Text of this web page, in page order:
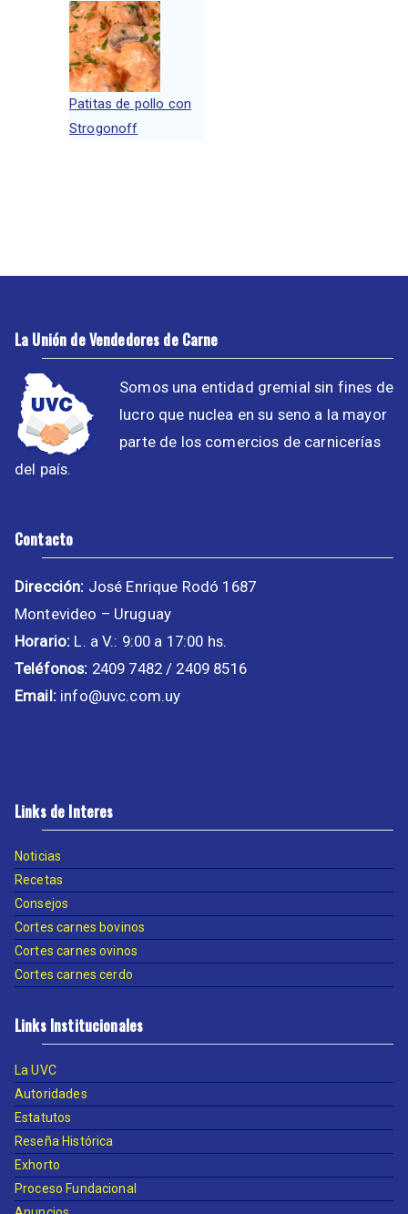
Patitas de pollo con
Strogonoff
La Unión de Vendedores de Carne
Somos una entidad gremial sin fines de
lucro que nuclea en su seno a la mayor
parte de los comercios de carnicerías
del país.
Contacto
Dirección: José Enrique Rodó 1687
Montevideo – Uruguay
Horario: L. a V.: 9:00 a 17:00 hs.
Teléfonos: 2409 7482 / 2409 8516
Email:info@uvc.com.uy
Links de Interes
Noticias
Recetas
Consejos
Cortes carnes bovinos
Cortes carnes ovinos
Cortes carnes cerdo
Links Institucionales
La UVC
Autoridades
Estatutos
Reseña Histórica
Exhorto
Proceso Fundacional